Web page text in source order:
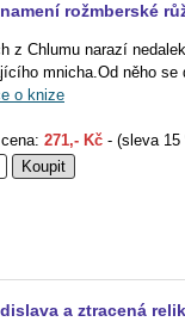
rožmberské
z Chlumu narazí
mnicha.Od něho se
o knize
271,- Kč - (sleva 15
a ztracená